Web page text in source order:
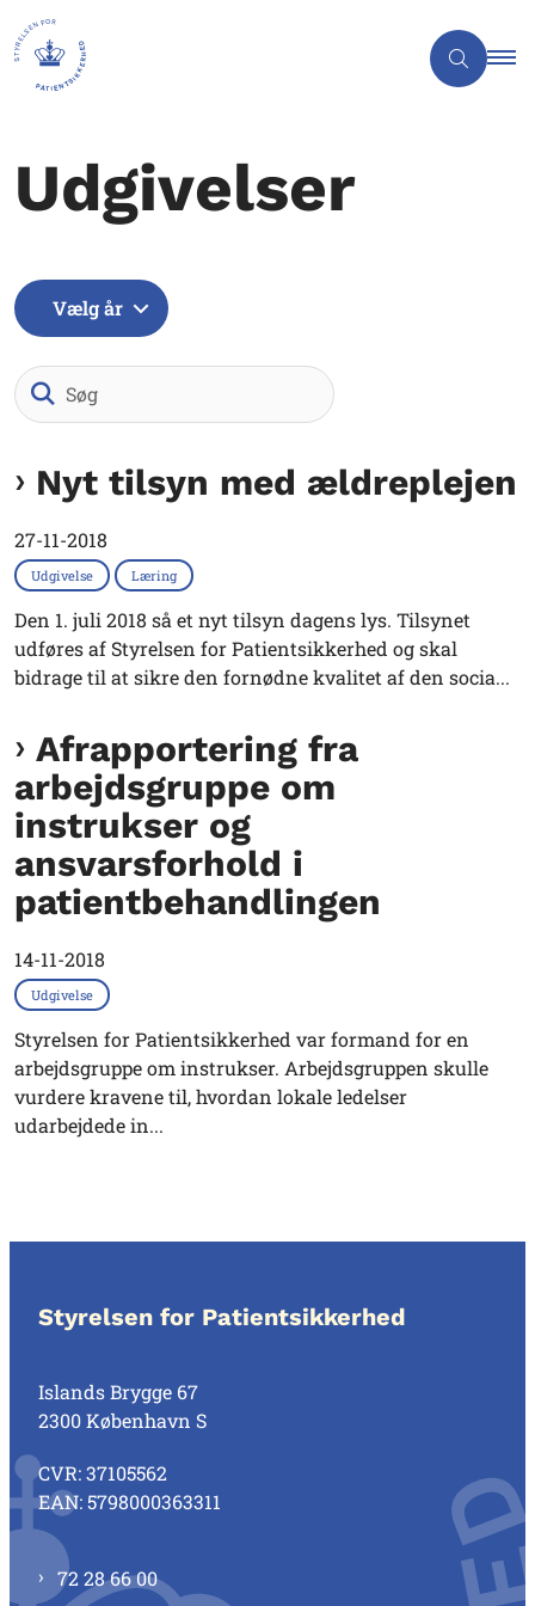
Udgivelser
Vælg år
Nyt tilsyn med ældreplejen
27-11-2018
Udgivelse Læring
Den 1. juli 2018 så et nyt tilsyn dagens lys. Tilsynet
udføres af Styrelsen for Patientsikkerhed og skal
bidrage til at sikre den fornødne kvalitet af den socia...
Afrapportering fra
arbejdsgruppe om
instrukser og
ansvarsforhold i
patientbehandlingen
14-11-2018
Udgivelse
Styrelsen for Patientsikkerhed var formand for en
arbejdsgruppe om instrukser. Arbejdsgruppen skulle
vurdere kravene til, hvordan lokale ledelser
udarbejdede in...
Styrelsen for Patientsikkerhed
Islands Brygge 67
2300 København S
CVR: 37105562
EAN: 5798000363311
72 28 66 00